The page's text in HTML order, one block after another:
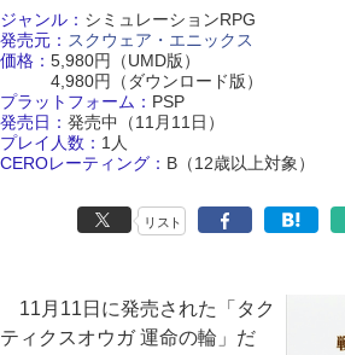
ジャンル： シミュレーションRPG
発売元： スクウェア・エニックス
価格： 5,980円（UMD版）
4,980円（ダウンロード版）
プラットフォーム： PSP
発売日： 発売中（11月11日）
プレイ人数： 1人
CEROレーティング： B（12歳以上対象）
リスト
11月11日に発売された「タク
ティクスオウガ 運命の輪」だ